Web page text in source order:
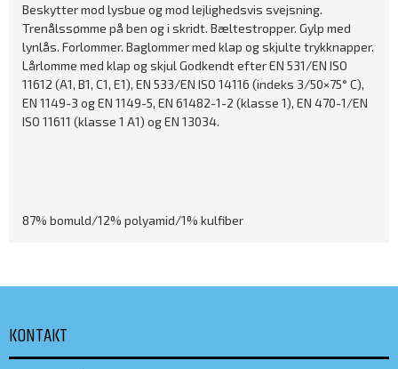
Beskytter mod lysbue og mod lejlighedsvis svejsning.
Trenålssømme på ben og i skridt. Bæltestropper. Gylp med
lynlås. Forlommer. Baglommer med klap og skjulte trykknapper.
Lårlomme med klap og skjul Godkendt efter EN 531/EN ISO
11612 (A1, B1, C1, E1), EN 533/EN ISO 14116 (indeks 3/50×75° C),
EN 1149-3 og EN 1149-5, EN 61482-1-2 (klasse 1), EN 470-1/EN
ISO 11611 (klasse 1 A1) og EN 13034.
87% bomuld/12% polyamid/1% kulfiber
KONTAKT